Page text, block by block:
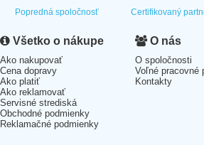
Popredná spoločnosť Certifikovaný
Všetko o nákupe
Ako nakupovať
Cena dopravy
Ako platiť
Ako reklamovať
Servisné strediská
Obchodné podmienky
Reklamačné podmienky
O nás
O spoločnosti
Voľné pracovné
Kontakty